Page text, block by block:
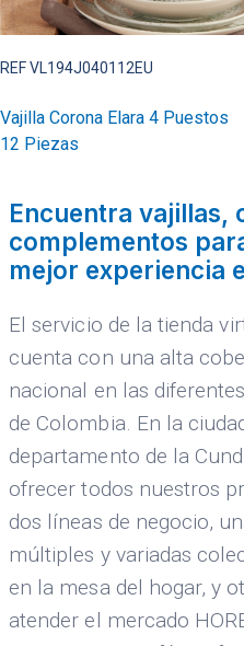
REF VL194J040112EU
Vajilla Corona Elara 4 Puestos
12 Piezas
Encuentra vajillas,
complementos
mejor experiencia
El servicio de la tienda
cuenta con una alta
nacional en las
de Colombia. En la
departamento de la
ofrecer todos nuestros
dos líneas de negocio,
múltiples y variadas
en la mesa del hogar, y
atender el mercado